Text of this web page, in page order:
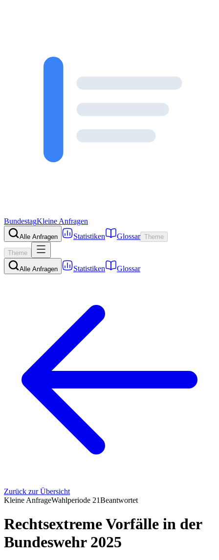
BundestagKleine Anfragen
Alle Anfragen Statistiken Glossar Theme
Theme
Alle Anfragen Statistiken Glossar
Zurück zur Übersicht
Kleine AnfrageWahlperiode 21Beantwortet
Rechtsextreme Vorfälle in der
Bundeswehr 2025